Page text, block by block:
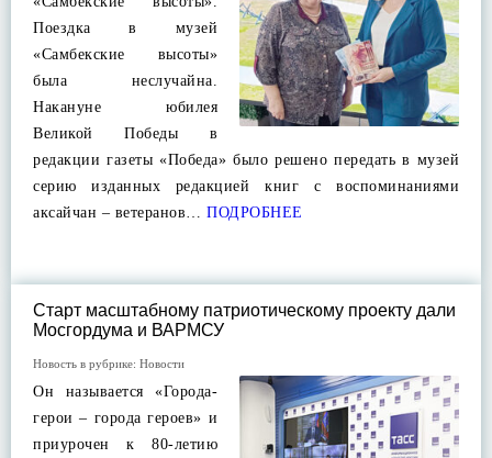
Поездка в музей
«Самбекские высоты»
была неслучайна.
Накануне юбилея
Великой Победы в
редакции газеты «Победа» было решено передать в музей
серию изданных редакцией книг с воспоминаниями
аксайчан – ветеранов… ПОДРОБНЕЕ
Старт масштабному патриотическому проекту дали
Мосгордума и ВАРМСУ
Новость в рубрике: Новости
Он называется «Города-
герои – города героев» и
приурочен к 80-летию